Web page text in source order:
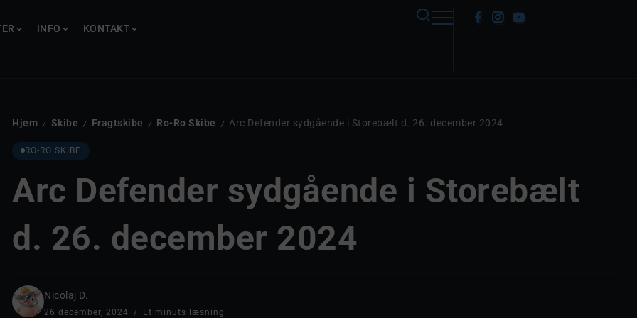
INFO KONTAKT
INFO KONTAKT
Hjem / Skibe / Fragtskibe / Ro-Ro Skibe / Arc Defender sydgående i Storebælt d. 26. december 2024
RO-RO SKIBE
Arc Defender sydgående i Storebælt
d. 26. december 2024
Nicolaj D.
26 december, 2024 Et minuts læsning